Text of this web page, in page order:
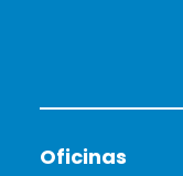
Oficinas